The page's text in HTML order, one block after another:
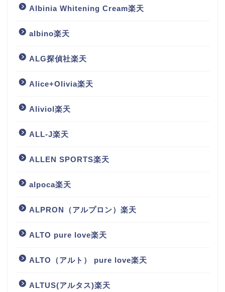
Albinia Whitening Cream楽天
albino楽天
ALG探偵社楽天
Alice+Olivia楽天
Aliviol楽天
ALL-J楽天
ALLEN SPORTS楽天
alpoca楽天
ALPRON（アルプロン）楽天
ALTO pure love楽天
ALTO（アルト） pure love楽天
ALTUS(アルタス)楽天